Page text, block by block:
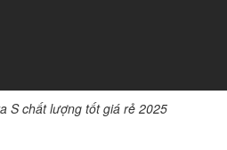
S chất lượng tốt giá rẻ 2025